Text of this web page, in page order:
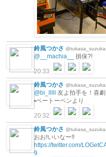
鈴風つかさ
@__machia__ 損保?!
20:33
鈴風つかさ
@bi_lllll 友よ拍手を！喜
▪ベートーベンより
20:32
鈴風つかさ
おお!いいなー!!
https://twitter.com/
9